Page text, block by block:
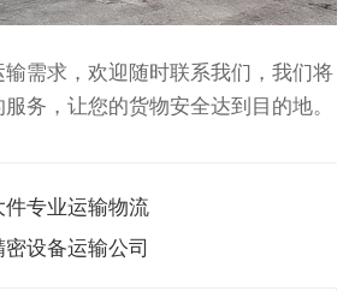
需求，欢迎随时联系我们，我们将
务，让您的货物安全达到目的地。
件专业运输物流
设备运输公司